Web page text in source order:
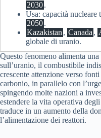
2030.
Usa: capacità nucleare
2050.
Kazakistan , Canada ,
globale di uranio.
Questo fenomeno alimenta
sull’uranio, il combustibile
crescente attenzione verso
carbonio, in parallelo con
spingendo molte nazioni a
estendere la vita operativa
traduce in un aumento della
l’alimentazione dei reattori.